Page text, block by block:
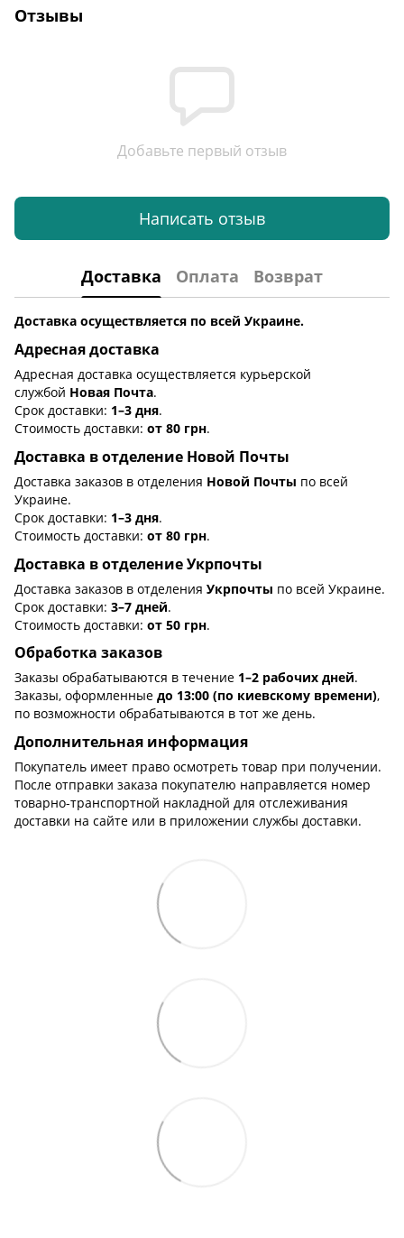
Отзывы
Добавьте первый отзыв
Написать отзыв
Доставка Оплата Возврат
Доставка осуществляется по всей Украине.
Адресная доставка
Адресная доставка осуществляется курьерской
службой Новая Почта.
Срок доставки: 1–3 дня.
Стоимость доставки: от 80 грн.
Доставка в отделение Новой Почты
Доставка заказов в отделения Новой Почты по всей
Украине.
Срок доставки: 1–3 дня.
Стоимость доставки: от 80 грн.
Доставка в отделение Укрпочты
Доставка заказов в отделения Укрпочты по всей Украине.
Срок доставки: 3–7 дней.
Стоимость доставки: от 50 грн.
Обработка заказов
Заказы обрабатываются в течение 1–2 рабочих дней.
Заказы, оформленные до 13:00 (по киевскому времени),
по возможности обрабатываются в тот же день.
Дополнительная информация
Покупатель имеет право осмотреть товар при получении.
После отправки заказа покупателю направляется номер
товарно-транспортной накладной для отслеживания
доставки на сайте или в приложении службы доставки.